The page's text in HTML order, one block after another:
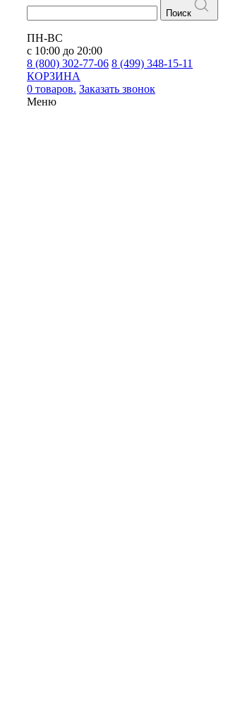
Поиск
ПН-ВС
с 10:00 до 20:00
8 (800) 302-77-06 8 (499) 348-15-11
КОРЗИНА
0 товаров. Заказать звонок
Меню